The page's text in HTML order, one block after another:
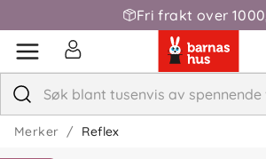
Fri frakt over
Merker Reflex